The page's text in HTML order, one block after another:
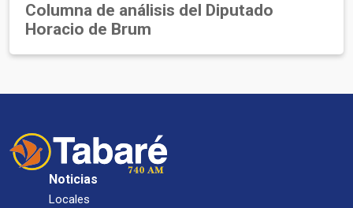
Columna de análisis del Diputado
Horacio de Brum
Noticias
Locales